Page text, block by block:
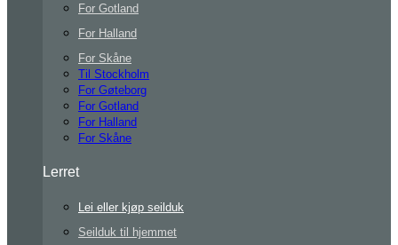
For Gotland
For Halland
For Skåne
Til Stockholm
For Gøteborg
For Gotland
For Halland
For Skåne
Lerret
Lei eller kjøp seilduk
Seilduk til hjemmet